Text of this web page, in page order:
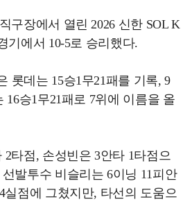
구장에서 열린 2026 신한 SOL K
기에서 10-5로 승리했다.
롯데는 15승1무21패를 기록, 9
16승1무21패로 7위에 이름을 올
2타점, 손성빈은 3안타 1타점으
발투수 비슬리는 6이닝 11피안
실점에 그쳤지만, 타선의 도움으